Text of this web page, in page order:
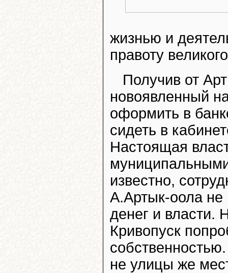
жизнью и
правоту
Получив от
новоявленный
оформить в
сидеть в
Настоящая
известно,
А.Артык-оола
денег и власти.
Кривопуск
не улицы же